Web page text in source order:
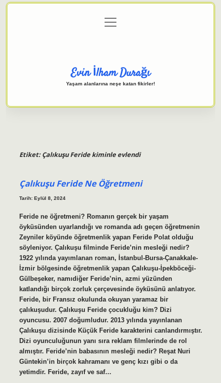
Gizlilik Politikası
menüyü
aç
Evin İlham Durağı
Yaşam alanlarına neşe katan fikirler!
Etiket:Çalıkuşu Feride kiminle evlendi
Çalıkuşu Feride Ne Öğretmeni
Tarih: Eylül 8, 2024
Feride ne öğretmeni? Romanın gerçek bir yaşam
öyküsünden uyarlandığı ve romanda adı geçen öğretmenin
Zeyniler köyünde öğretmenlik yapan Feride Polat olduğu
söyleniyor. Çalıkuşu filminde Feride’nin mesleği nedir?
1922 yılında yayımlanan roman, İstanbul-Bursa-Çanakkale-
İzmir bölgesinde öğretmenlik yapan Çalıkuşu-İpekböceği-
Gülbeşeker, namıdiğer Feride’nin, azmi yüzünden
katlandığı birçok zorluk çerçevesinde öyküsünü anlatıyor.
Feride, bir Fransız okulunda okuyan yaramaz bir
çalıkuşudur. Çalıkuşu Feride çocukluğu kim? Dizi
oyuncusu. 2007 doğumludur. 2013 yılında yayınlanan
Çalıkuşu dizisinde Küçük Feride karakterini canlandırmıştır.
Dizi oyunculuğunun yanı sıra reklam filmlerinde de rol
almıştır. Feride’nin babasının mesleği nedir? Reşat Nuri
Güntekin’in birçok kahramanı ve genç kızı gibi o da
yetimdir. Feride, zayıf ve saf…